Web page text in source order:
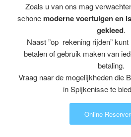
Zoals u van ons mag
schone moderne voertuigen en
gekleed.
Naast ”op rekening rijden”
betalen of gebruik maken van
betaling.
Vraag naar de mogelijkheden die
in Spijkenisse te
Online